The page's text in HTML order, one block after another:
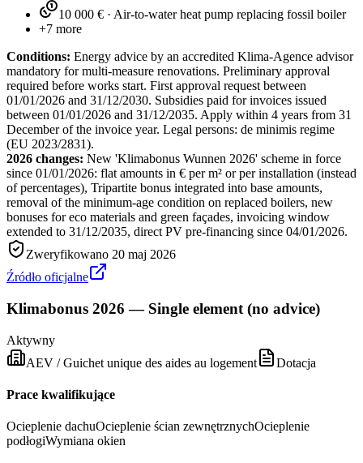
10 000 € · Air-to-water heat pump replacing fossil boiler
+7 more
Conditions: Energy advice by an accredited Klima-Agence advisor
mandatory for multi-measure renovations. Preliminary approval
required before works start. First approval request between
01/01/2026 and 31/12/2030. Subsidies paid for invoices issued
between 01/01/2026 and 31/12/2035. Apply within 4 years from 31
December of the invoice year. Legal persons: de minimis regime
(EU 2023/2831).
2026 changes: New 'Klimabonus Wunnen 2026' scheme in force
since 01/01/2026: flat amounts in € per m² or per installation (instead
of percentages), Tripartite bonus integrated into base amounts,
removal of the minimum-age condition on replaced boilers, new
bonuses for eco materials and green façades, invoicing window
extended to 31/12/2035, direct PV pre-financing since 04/01/2026.
Zweryfikowano 20 maj 2026
Źródło oficjalne
Klimabonus 2026 — Single element (no advice)
Aktywny
AEV / Guichet unique des aides au logement
Dotacja
Prace kwalifikujące
Ocieplenie dachuOcieplenie ścian zewnętrznychOcieplenie
podłogiWymiana okien